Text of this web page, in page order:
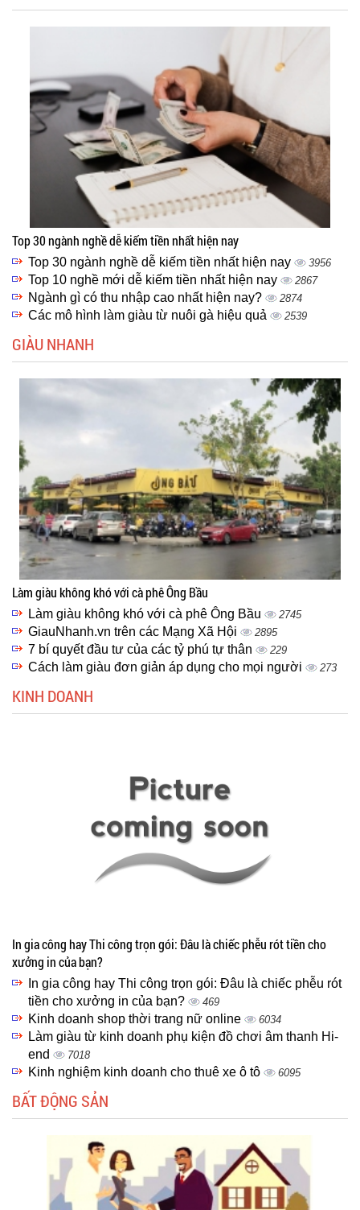
Top 30 ngành nghề dễ kiếm tiền nhất hiện nay
Top 30 ngành nghề dễ kiếm tiền nhất hiện nay 3956
Top 10 nghề mới dễ kiếm tiền nhất hiện nay 2867
Ngành gì có thu nhập cao nhất hiện nay? 2874
Các mô hình làm giàu từ nuôi gà hiệu quả 2539
GIÀU NHANH
Làm giàu không khó với cà phê Ông Bầu
Làm giàu không khó với cà phê Ông Bầu 2745
GiauNhanh.vn trên các Mạng Xã Hội 2895
7 bí quyết đầu tư của các tỷ phú tự thân 229
Cách làm giàu đơn giản áp dụng cho mọi người 273
KINH DOANH
In gia công hay Thi công trọn gói: Đâu là chiếc phễu rót tiền cho
xưởng in của bạn?
In gia công hay Thi công trọn gói: Đâu là chiếc phễu rót
tiền cho xưởng in của bạn?
469
Kinh doanh shop thời trang nữ online 6034
Làm giàu từ kinh doanh phụ kiện đồ chơi âm thanh Hi-
end
7018
Kinh nghiệm kinh doanh cho thuê xe ô tô 6095
BẤT ĐỘNG SẢN